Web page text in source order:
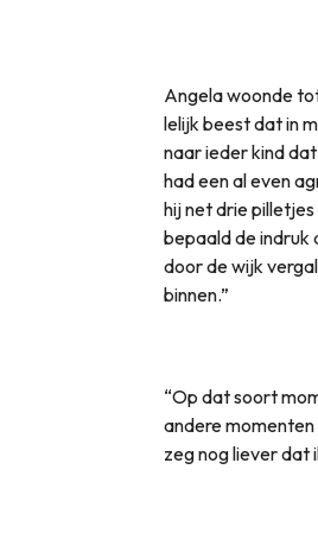
Angela woonde
lelijk beest dat in
naar ieder kind
had een al even
hij net drie
bepaald de indruk
door de wijk
binnen.”
“Op dat soort
andere
zeg nog liever dat